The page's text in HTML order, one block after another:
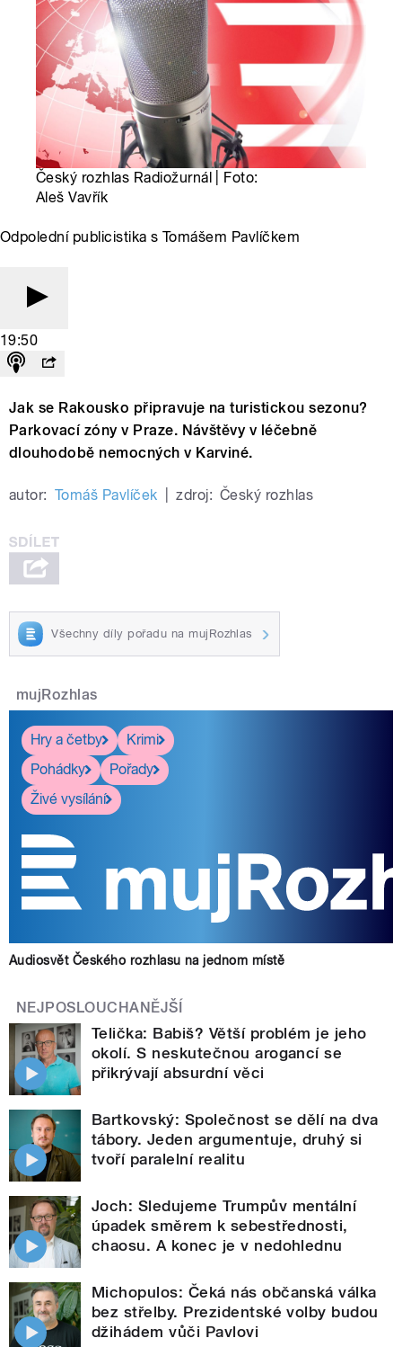
Český rozhlas Radiožurnál | Foto:
Aleš Vavřík
Odpolední publicistika s Tomášem Pavlíčkem
19:50
Jak se Rakousko připravuje na turistickou sezonu?
Parkovací zóny v Praze. Návštěvy v léčebně
dlouhodobě nemocných v Karviné.
autor: Tomáš Pavlíček zdroj: Český rozhlas
Všechny díly pořadu na mujRozhlas
mujRozhlas
Hry a četby
Krimi
Pohádky
Pořady
Živé vysílání
Audiosvět Českého rozhlasu na jednom místě
NEJPOSLOUCHANĚJŠÍ
Telička: Babiš? Větší problém je jeho
okolí. S neskutečnou arogancí se
přikrývají absurdní věci
Bartkovský: Společnost se dělí na dva
tábory. Jeden argumentuje, druhý si
tvoří paralelní realitu
Joch: Sledujeme Trumpův mentální
úpadek směrem k sebestřednosti,
chaosu. A konec je v nedohlednu
Michopulos: Čeká nás občanská válka
bez střelby. Prezidentské volby budou
džihádem vůči Pavlovi